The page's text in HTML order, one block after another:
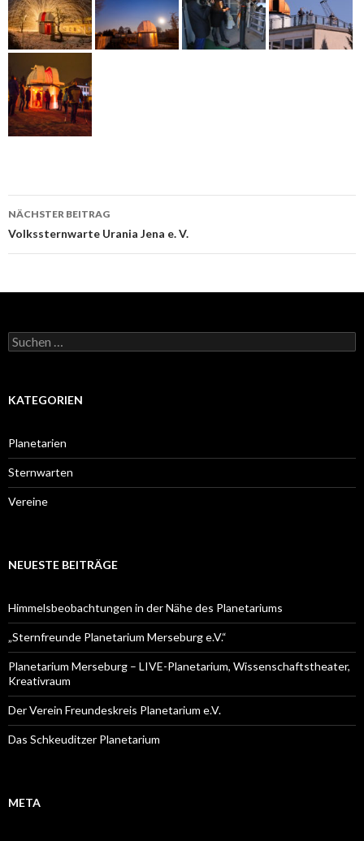
Beitrags-
Navigation
NÄCHSTER BEITRAG
Volkssternwarte Urania Jena e. V.
Suchen
nach:
KATEGORIEN
Planetarien
Sternwarten
Vereine
NEUESTE BEITRÄGE
Himmelsbeobachtungen in der Nähe des Planetariums
„Sternfreunde Planetarium Merseburg e.V.“
Planetarium Merseburg – LIVE-Planetarium, Wissenschaftstheater,
Kreativraum
Der Verein Freundeskreis Planetarium e.V.
Das Schkeuditzer Planetarium
META